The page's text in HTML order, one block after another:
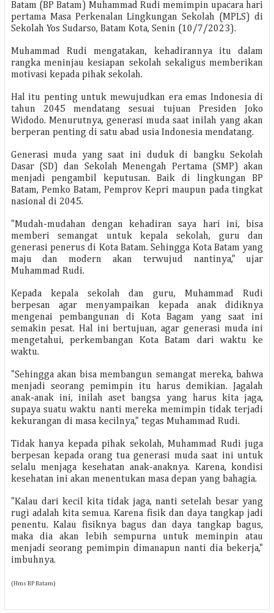
Batam (BP Batam) Muhammad Rudi memimpin upacara hari
pertama Masa Perkenalan Lingkungan Sekolah (MPLS) di
Sekolah Yos Sudarso, Batam Kota, Senin (10/7/2023).
Muhammad Rudi mengatakan, kehadirannya itu dalam
rangka meninjau kesiapan sekolah sekaligus memberikan
motivasi kepada pihak sekolah.
Hal itu penting untuk mewujudkan era emas Indonesia di
tahun 2045 mendatang sesuai tujuan Presiden Joko
Widodo. Menurutnya, generasi muda saat inilah yang akan
berperan penting di satu abad usia Indonesia mendatang.
Generasi muda yang saat ini duduk di bangku Sekolah
Dasar (SD) dan Sekolah Menengah Pertama (SMP) akan
menjadi pengambil keputusan. Baik di lingkungan BP
Batam, Pemko Batam, Pemprov Kepri maupun pada tingkat
nasional di 2045.
"Mudah-mudahan dengan kehadiran saya hari ini, bisa
memberi semangat untuk kepala sekolah, guru dan
generasi penerus di Kota Batam. Sehingga Kota Batam yang
maju dan modern akan terwujud nantinya," ujar
Muhammad Rudi.
Kepada kepala sekolah dan guru, Muhammad Rudi
berpesan agar menyampaikan kepada anak didiknya
mengenai pembangunan di Kota Bagam yang saat ini
semakin pesat. Hal ini bertujuan, agar generasi muda ini
mengetahui, perkembangan Kota Batam dari waktu ke
waktu.
"Sehingga akan bisa membangun semangat mereka, bahwa
menjadi seorang pemimpin itu harus demikian. Jagalah
anak-anak ini, inilah aset bangsa yang harus kita jaga,
supaya suatu waktu nanti mereka memimpin tidak terjadi
kekurangan di masa kecilnya," tegas Muhammad Rudi.
Tidak hanya kepada pihak sekolah, Muhammad Rudi juga
berpesan kepada orang tua generasi muda saat ini untuk
selalu menjaga kesehatan anak-anaknya. Karena, kondisi
kesehatan ini akan menentukan masa depan yang bahagia.
"Kalau dari kecil kita tidak jaga, nanti setelah besar yang
rugi adalah kita semua. Karena fisik dan daya tangkap jadi
penentu. Kalau fisiknya bagus dan daya tangkap bagus,
maka dia akan lebih sempurna untuk meminpin atau
menjadi seorang pemimpin dimanapun nanti dia bekerja,"
imbuhnya.
(Hms BP Batam)